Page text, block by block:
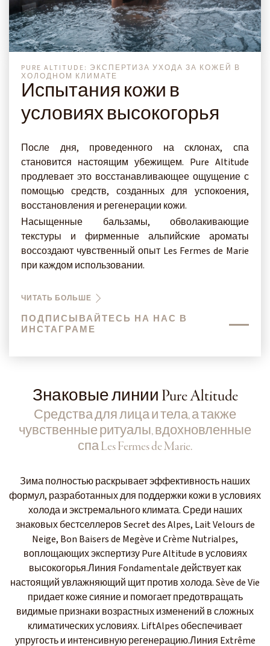
PURE ALTITUDE: ЭКСПЕРТИЗА УХОДА ЗА КОЖЕЙ В
ХОЛОДНОМ КЛИМАТЕ
Испытания кожи в
условиях высокогорья
После дня, проведенного на склонах, спа
становится настоящим убежищем. Pure Altitude
продлевает это восстанавливающее ощущение с
помощью средств, созданных для успокоения,
восстановления и регенерации кожи.
Насыщенные бальзамы, обволакивающие
текстуры и фирменные альпийские ароматы
воссоздают чувственный опыт Les Fermes de Marie
при каждом использовании.
ЧИТАТЬ БОЛЬШЕ
ПОДПИСЫВАЙТЕСЬ НА НАС В
ИНСТАГРАМЕ
Знаковые линии Pure Altitude
Средства для лица и тела, а также
чувственные ритуалы, вдохновленные
спа Les Fermes de Marie.
Зима полностью раскрывает эффективность наших
формул, разработанных для поддержки кожи в условиях
холода и экстремального климата. Среди наших
знаковых бестселлеров Secret des Alpes, Lait Velours de
Neige, Bon Baisers de Megève и Crème Nutrialpes,
воплощающих экспертизу Pure Altitude в условиях
высокогорья.Линия Fondamentale действует как
настоящий увлажняющий щит против холода. Sève de Vie
придает коже сияние и помогает предотвращать
видимые признаки возрастных изменений в сложных
климатических условиях. LiftAlpes обеспечивает
упругость и интенсивную регенерацию.Линия Extrême